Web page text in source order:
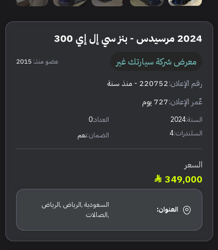
2024 مرسيدس - بنز سي إل إي 300
معرض شركة سيارتك غير عضو منذ:2015
رقم الإعلان:220752 - منذ سنة
عٌمر الإعلان:727 يوم
السنة:2024 العداد:0
السلندرات:4 الضمان:نعم
السعر
349,000
العنوان:
السعودية ,الرياض ,الرياض
,الصالات